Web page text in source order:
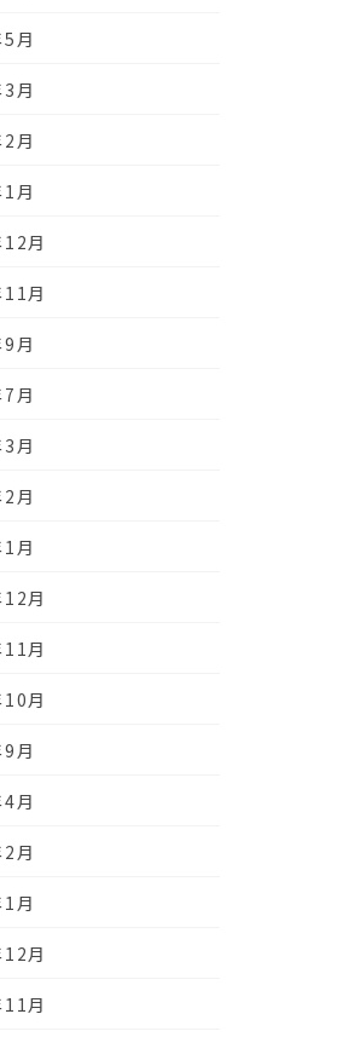
月
月
月
月
月
月
月
月
月
月
月
月
月
月
月
月
月
月
月
月